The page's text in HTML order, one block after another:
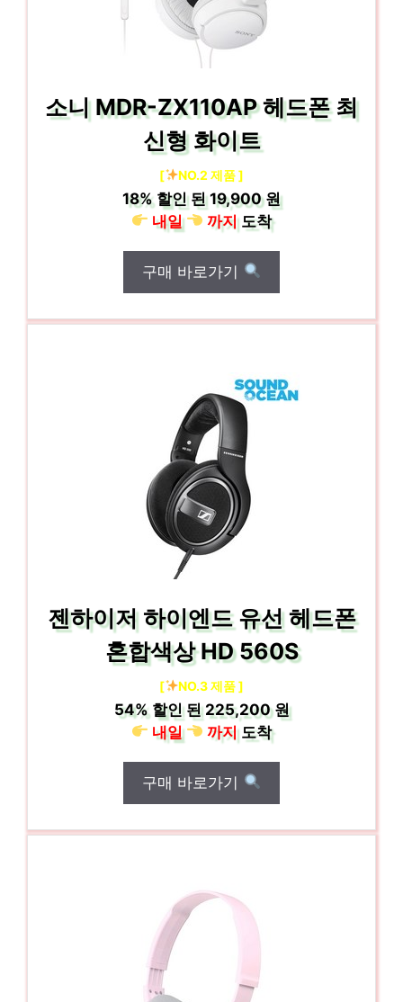
소니 MDR-ZX110AP 헤드폰 최
신형 화이트
[ NO.2 제품 ]
18% 할인 된19,900 원
내일
까지도착
구매 바로가기
젠하이저 하이엔드 유선 헤드폰
혼합색상 HD 560S
[ NO.3 제품 ]
54%할인 된225,200 원
내일
까지도착
구매 바로가기